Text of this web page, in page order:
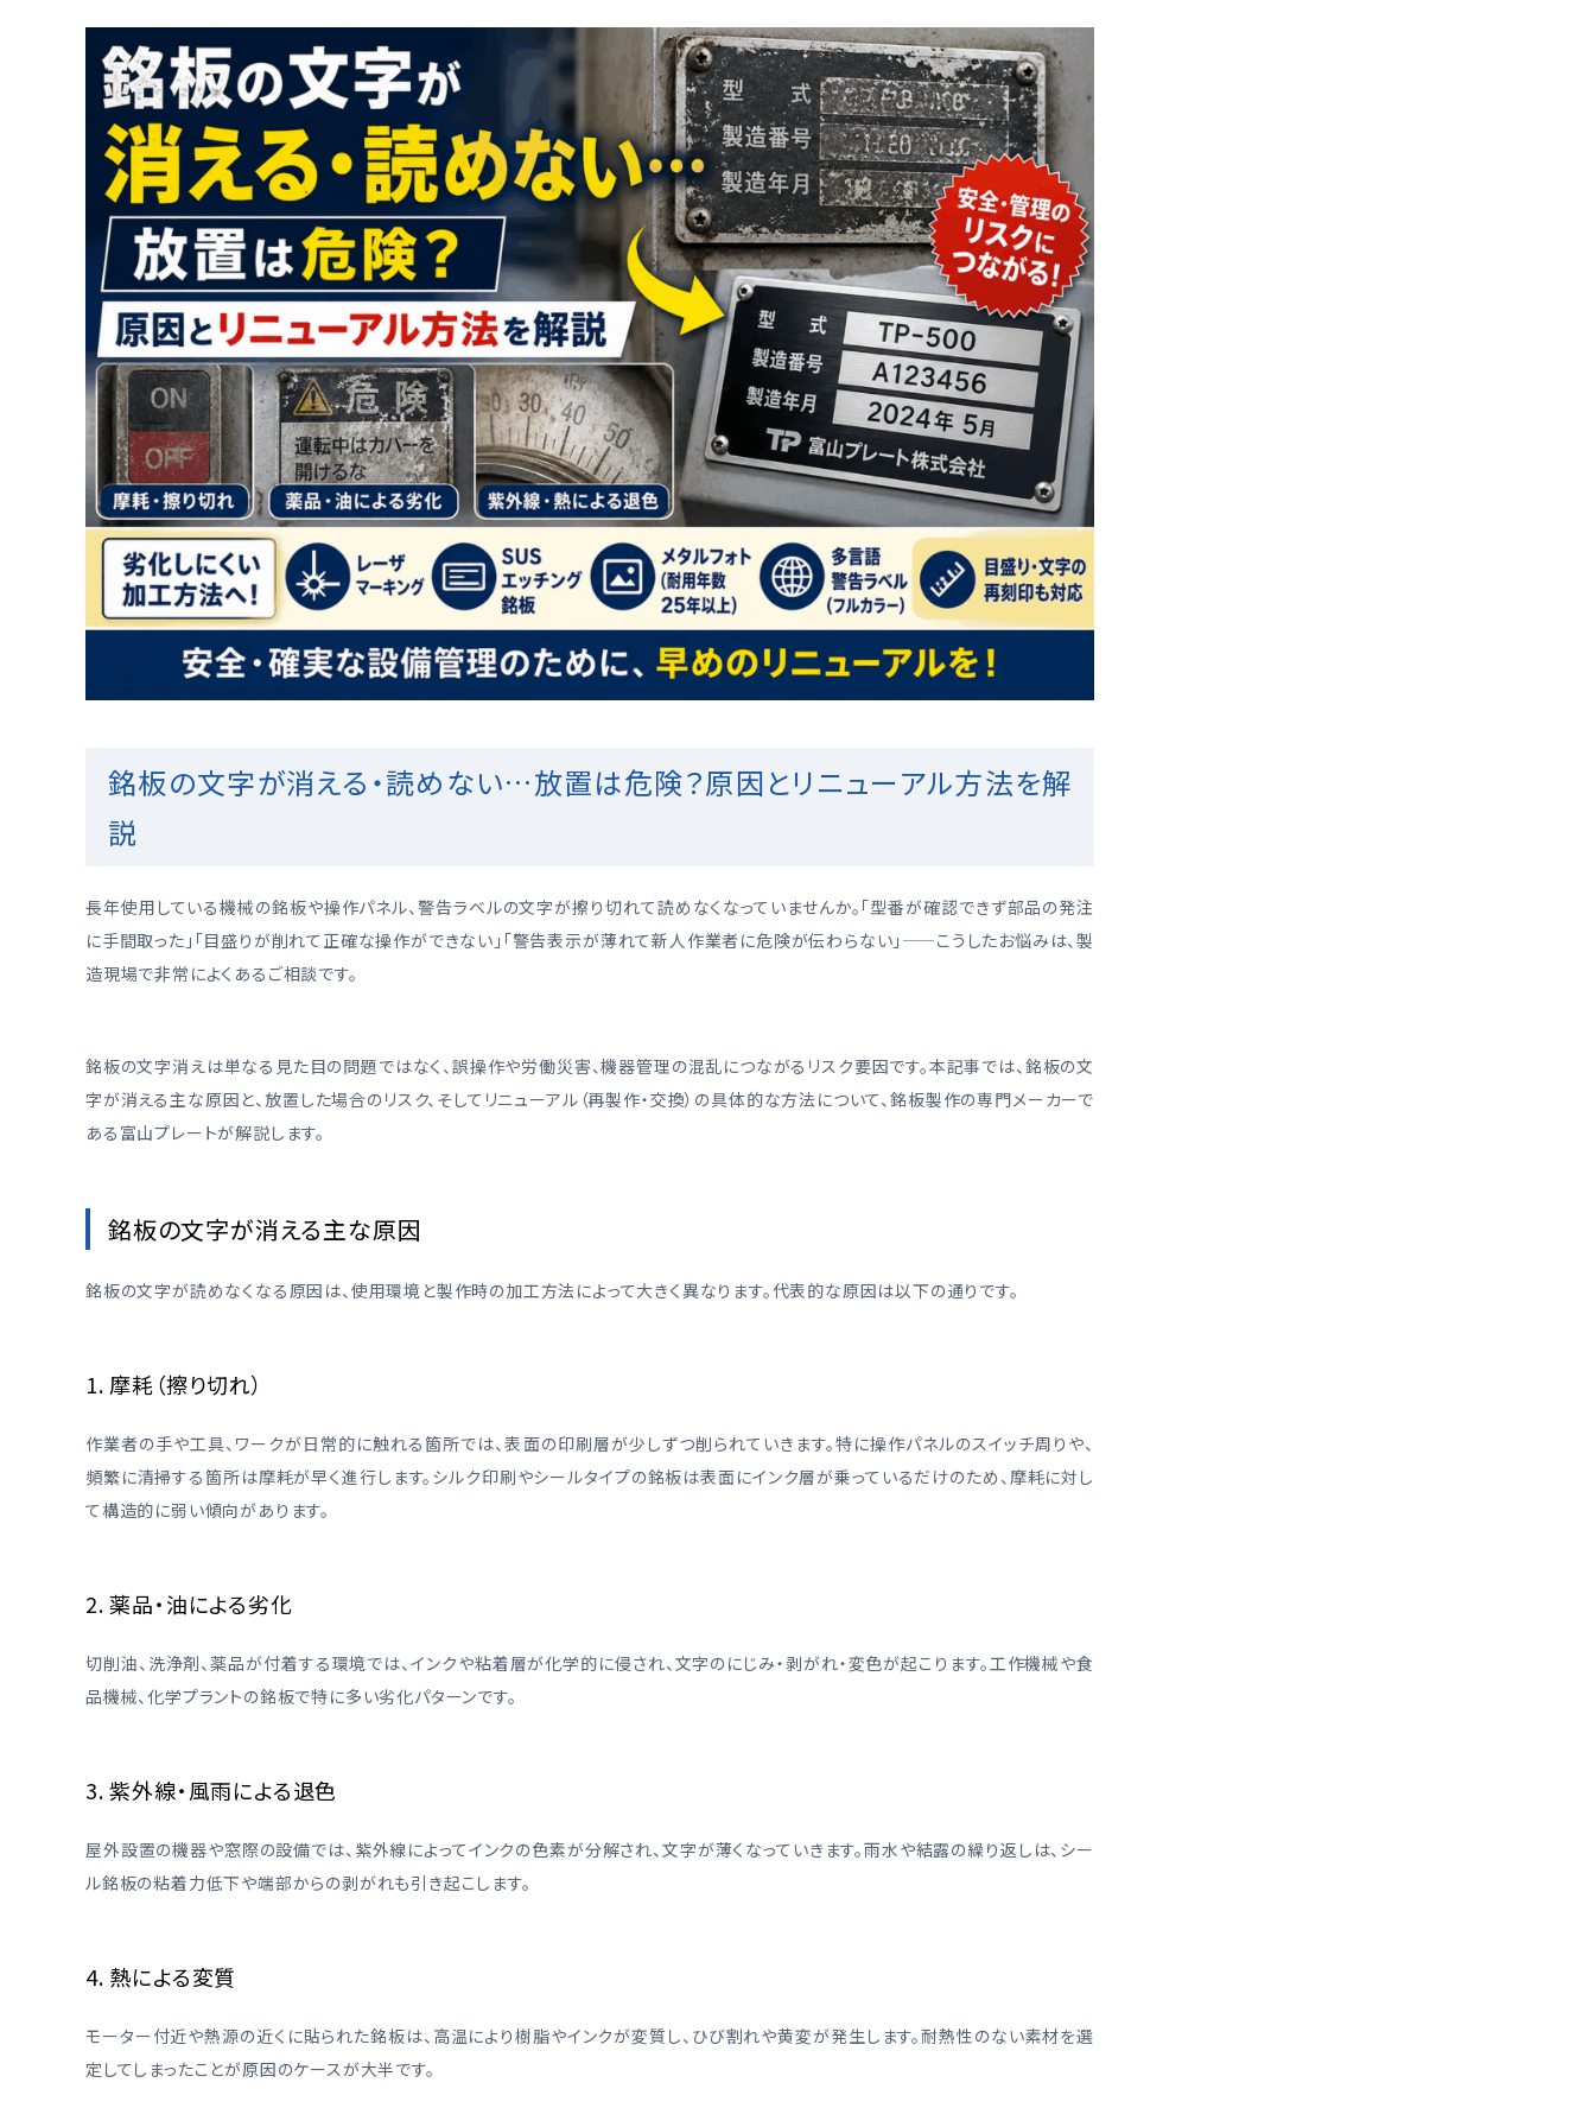
銘板の文字が消える・読めない…放置は危険？原因とリニューアル方法を解
説
長年使用している機械の銘板や操作パネル、警告ラベルの文字が擦り切れて読めなくなっていませんか。「型番が確認できず部品の発注
に手間取った」「目盛りが削れて正確な操作ができない」「警告表示が薄れて新人作業者に危険が伝わらない」——こうしたお悩みは、製
造現場で非常によくあるご相談です。
銘板の文字消えは単なる見た目の問題ではなく、誤操作や労働災害、機器管理の混乱につながるリスク要因です。本記事では、銘板の文
字が消える主な原因と、放置した場合のリスク、そしてリニューアル（再製作・交換）の具体的な方法について、銘板製作の専門メーカーで
ある富山プレートが解説します。
銘板の文字が消える主な原因
銘板の文字が読めなくなる原因は、使用環境と製作時の加工方法によって大きく異なります。代表的な原因は以下の通りです。
1. 摩耗（擦り切れ）
作業者の手や工具、ワークが日常的に触れる箇所では、表面の印刷層が少しずつ削られていきます。特に操作パネルのスイッチ周りや、
頻繁に清掃する箇所は摩耗が早く進行します。シルク印刷やシールタイプの銘板は表面にインク層が乗っているだけのため、摩耗に対し
て構造的に弱い傾向があります。
2. 薬品・油による劣化
切削油、洗浄剤、薬品が付着する環境では、インクや粘着層が化学的に侵され、文字のにじみ・剥がれ・変色が起こります。工作機械や食
品機械、化学プラントの銘板で特に多い劣化パターンです。
3. 紫外線・風雨による退色
屋外設置の機器や窓際の設備では、紫外線によってインクの色素が分解され、文字が薄くなっていきます。雨水や結露の繰り返しは、シー
ル銘板の粘着力低下や端部からの剥がれも引き起こします。
4. 熱による変質
モーター付近や熱源の近くに貼られた銘板は、高温により樹脂やインクが変質し、ひび割れや黄変が発生します。耐熱性のない素材を選
定してしまったことが原因のケースが大半です。